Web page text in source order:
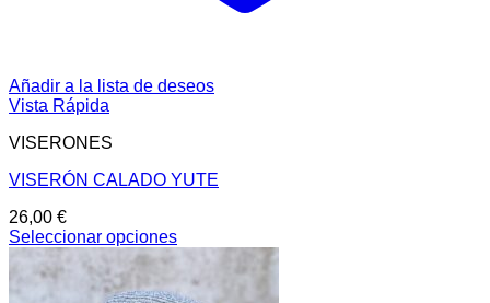
Añadir a la lista de deseos
Vista Rápida
VISERONES
VISERÓN CALADO YUTE
26,00 €
Seleccionar opciones
Este
producto
tiene